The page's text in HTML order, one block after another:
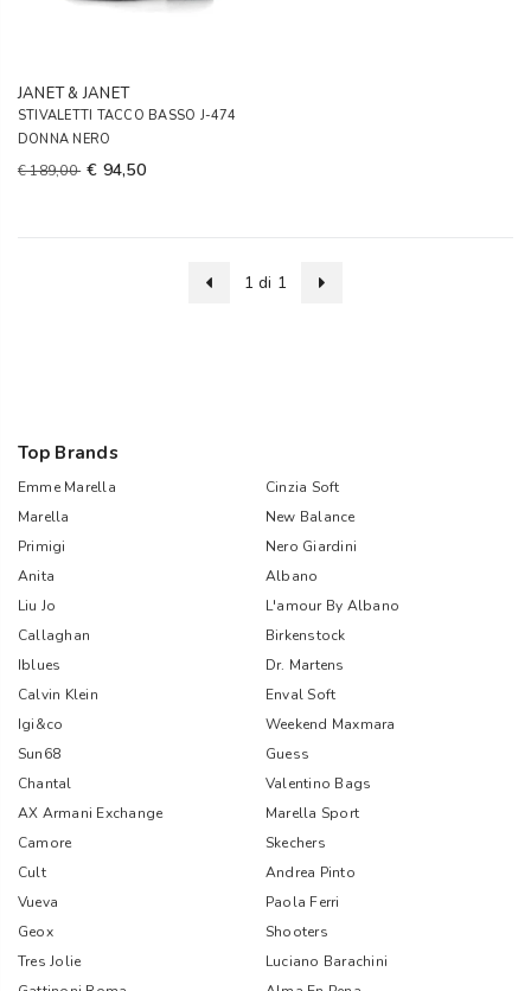
JANET & JANET
STIVALETTI TACCO BASSO J-474
DONNA NERO
€ 189,00 € 94,50
1 di 1
Top Brands
Emme Marella
Cinzia Soft
Marella
New Balance
Primigi
Nero Giardini
Anita
Albano
Liu Jo
L'amour By Albano
Callaghan
Birkenstock
Iblues
Dr. Martens
Calvin Klein
Enval Soft
Igi&co
Weekend Maxmara
Sun68
Guess
Chantal
Valentino Bags
AX Armani Exchange
Marella Sport
Camore
Skechers
Cult
Andrea Pinto
Vueva
Paola Ferri
Geox
Shooters
Tres Jolie
Luciano Barachini